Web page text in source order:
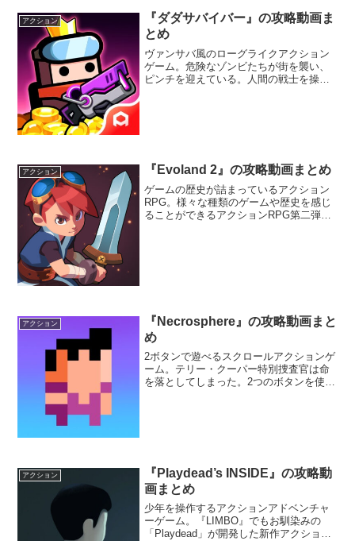
アクション
『ダダサバイバー』の攻略動画ま
とめ
ヴァンサバ風のローグライクアクション
ゲーム。危険なゾンビたちが街を襲い、
ピンチを迎えている。人間の戦士を操作
アクション 『Evoland 2』の攻略動画まとめ
ゲームの歴史が詰まっているアクション
RPG。様々な種類のゲームや歴史を感じ
ることができるアクションRPG第二弾。
アクション
『Necrosphere』の攻略動画まと
め
2ボタンで遊べるスクロールアクションゲ
ーム。テリー・クーパー特別捜査官は命
を落としてしまった。2つのボタンを使っ
アクション
『Playdead’s INSIDE』の攻略動
画まとめ
少年を操作するアクションアドベンチャ
ーゲーム。『LIMBO』でもお馴染みの
「Playdead」が開発した新作アクション